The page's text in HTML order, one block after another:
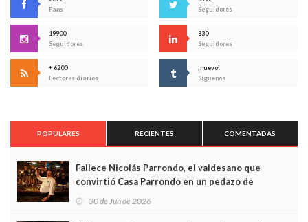
Fans
Seguidores
19900
Seguidores
830
Seguidores
+ 6200
Lectores diarios
¡nuevo!
Síguenos
POPULARES RECIENTES COMENTADAS
Fallece Nicolás Parrondo, el valdesano que
convirtió Casa Parrondo en un pedazo de
Asturias en Madrid
30 de Jun de 2026